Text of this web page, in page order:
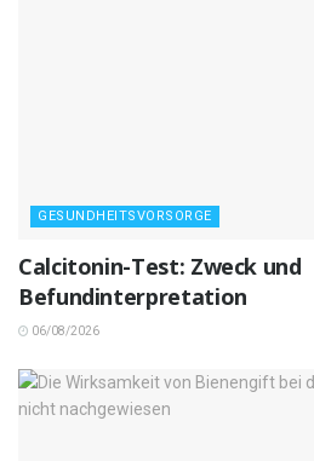
GESUNDHEITSVORSORGE
Calcitonin-Test: Zweck und
Befundinterpretation
06/08/2026